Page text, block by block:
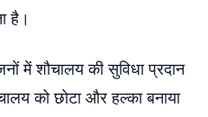
है।
में शौचालय की सुविधा प्रदान
को छोटा और हल्का बनाया